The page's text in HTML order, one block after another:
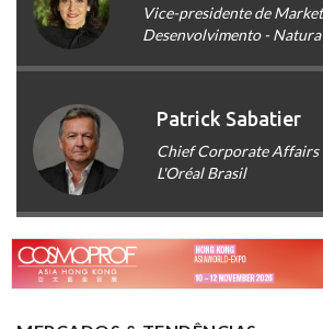
Vice-presidente de
Desenvolvimento - Natura
Patrick Sabatier
Chief Corporate Affairs
L'Oréal Brasil